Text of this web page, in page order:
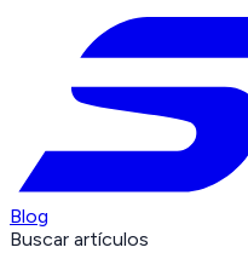
Blog
Buscar artículos